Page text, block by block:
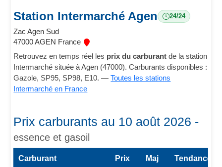
Station Intermarché Agen 24/24
Zac Agen Sud
47000 AGEN France
Retrouvez en temps réel les prix du carburant de la station
Intermarché située à Agen (47000). Carburants disponibles :
Gazole, SP95, SP98, E10. —Toutes les stations
Intermarché en France
Prix carburants au 10 août 2026 -
essence et gasoil
Carburant Prix Maj Tendance